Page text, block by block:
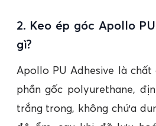
2. Keo ép góc Apollo
gì?
Apollo PU Adhesive là
phần gốc polyurethane,
trắng trong, không chứa